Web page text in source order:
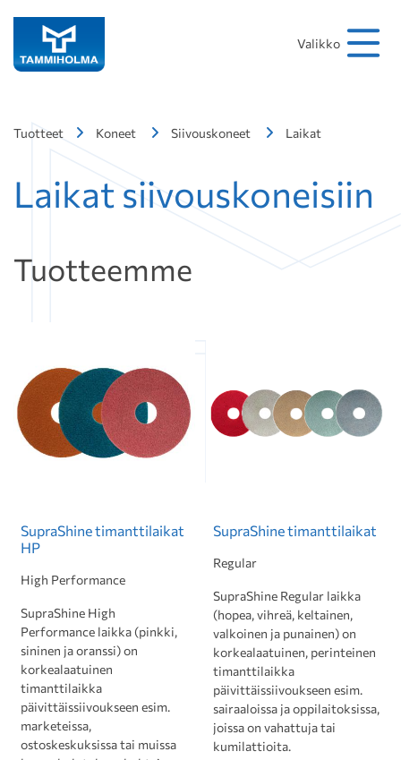
Valikko
Tuotteet Koneet Siivouskoneet Laikat
Laikat siivouskoneisiin
Tuotteemme
SupraShine timanttilaikat
HP
High Performance
SupraShine High
Performance laikka (pinkki,
sininen ja oranssi) on
korkealaatuinen
timanttilaikka
päivittäissiivoukseen esim.
marketeissa,
ostoskeskuksissa tai muissa
SupraShine timanttilaikat
Regular
SupraShine Regular laikka
(hopea, vihreä, keltainen,
valkoinen ja punainen) on
korkealaatuinen, perinteinen
timanttilaikka
päivittäissiivoukseen esim.
sairaaloissa ja oppilaitoksissa,
joissa on vahattuja tai
kumilattioita.